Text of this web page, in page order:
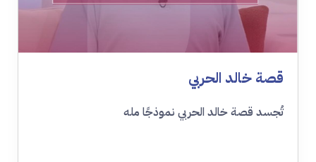
قصة خالد الحربي
تُجسد قصة خالد الحربي نموذجًا مله